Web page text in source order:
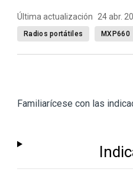
Última actualización 24 abr.
Radios portátiles MXP660
Familiarícese con las